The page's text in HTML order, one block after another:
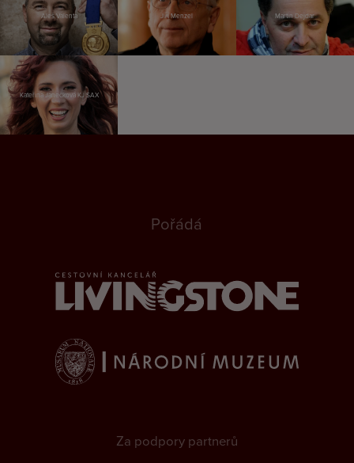
Aleš Valenta Jiří Menzel Martin Dejdar
Kateřina Janečková KJ SAX
Pořádá
Za podpory partnerů